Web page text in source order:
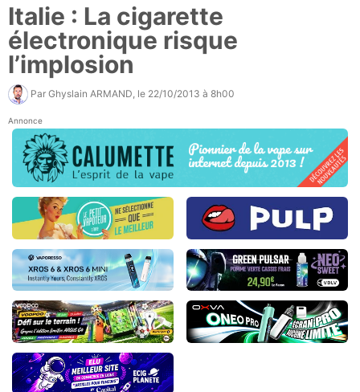
Italie : La cigarette
électronique risque
l’implosion
Par Ghyslain ARMAND , le 22/10/2013 à 8h00
Annonce